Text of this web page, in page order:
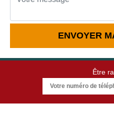
Être